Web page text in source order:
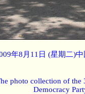
年8月11日 (星期二)
photo collection of the
Democracy